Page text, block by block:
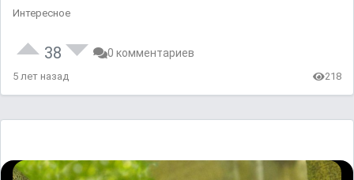
Интересное
38 0 комментариев
5 лет назад 218